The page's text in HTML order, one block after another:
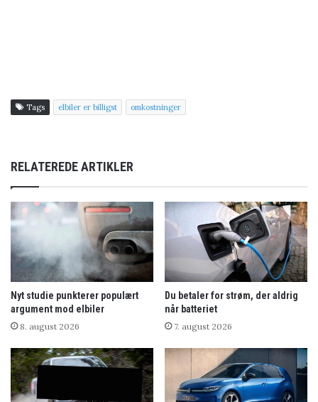
Tags elbiler er billigst omkostninger
RELATEREDE ARTIKLER
Nyt studie punkterer populært
argument mod elbiler
8. august 2026
Du betaler for strøm, der aldrig
når batteriet
7. august 2026